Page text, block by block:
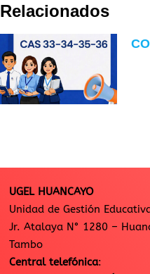
Relacionados
UGEL HUANCAYO
Unidad de Gestión
Jr. Atalaya N° 1280 –
Tambo
Central telefónica: